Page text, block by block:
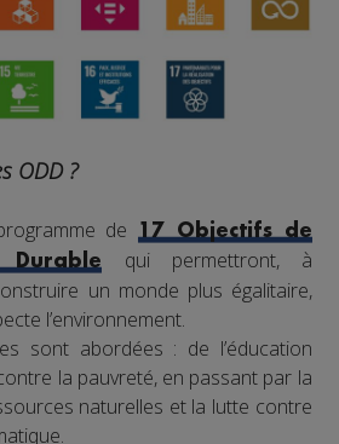
ODD ?
de17 Objectifs de
Durable
qui permettront, à
un monde plus égalitaire,
l’environnement.
sont abordées : de l’éducation
la pauvreté, en passant par la
naturelles et la lutte contre